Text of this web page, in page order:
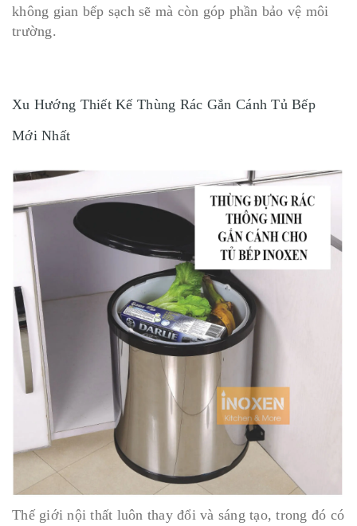
không gian bếp sạch sẽ mà còn góp phần bảo vệ môi
trường.
Xu Hướng Thiết Kế Thùng Rác Gắn Cánh Tủ Bếp
Mới Nhất
Thế giới nội thất luôn thay đổi và sáng tạo, trong đó có